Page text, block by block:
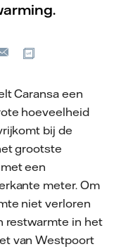
E-
Caransa een
hoeveelheid
bij de
grootste
een
meter. Om
niet verloren
restwarmte in het
van Westpoort